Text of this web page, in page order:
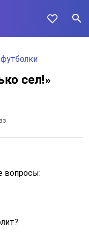
сел!»
вопросы: